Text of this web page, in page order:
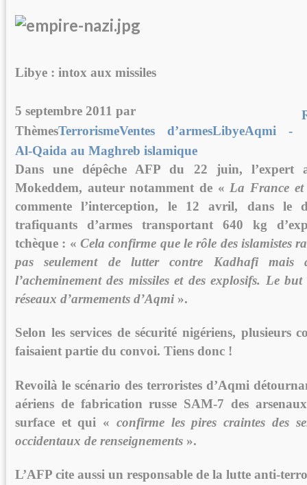
Libye : intox aux missiles
5 septembre 2011 par
ThèmesTerrorismeVentes d’armesLibyeAqmi -
Al-Qaida au Maghreb islamique
Dans une dépêche AFP du 22 juin, l’expert
Mokeddem, auteur notamment de « La France et
commente l’interception, le 12 avril, dans le
trafiquants d’armes transportant 640 kg
tchèque : « Cela confirme que le rôle des islamistes
pas seulement de lutter contre Kadhafi mais
l’acheminement des missiles et des explosifs. Le
réseaux d’armements d’Aqmi ».
Selon les services de sécurité nigériens, plusieurs
faisaient partie du convoi. Tiens donc !
Revoilà le scénario des terroristes d’Aqmi
aériens de fabrication russe SAM-7 des
surface et qui « confirme les pires craintes des
occidentaux de renseignements ».
L’AFP cite aussi un responsable de la lutte anti-